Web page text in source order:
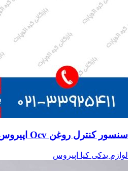
سنسور کنترل روغن Ocv اپیروس
لوازم یدکی کیا اپیروس